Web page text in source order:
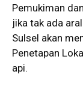
Pemukiman
jika tak ada
Sulsel akan
Penetapan
api.